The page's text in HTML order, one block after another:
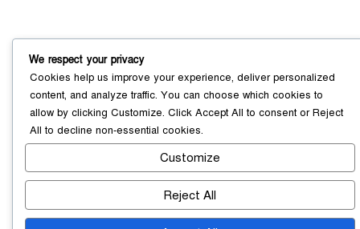
সোনারগাঁয়ে ৬৮ পিস ইয়াবাসহ নারী মাদক
ব্যবসায়ী গ্রেফতার
We respect your privacy
Cookies help us improve your experience, deliver personalized
content, and analyze traffic. You can choose which cookies to
allow by clicking Customize. Click Accept All to consent orReject
All to decline non-essential cookies.
Customize
Reject All